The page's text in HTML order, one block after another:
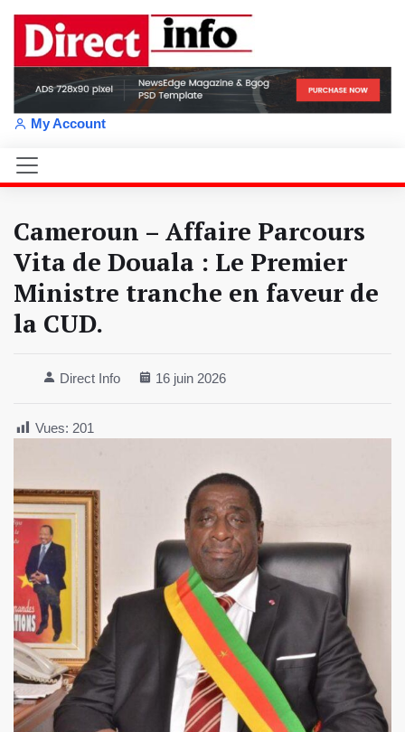
My Account
Cameroun – Affaire Parcours
Vita de Douala : Le Premier
Ministre tranche en faveur de
la CUD.
Direct Info 16 juin 2026
Vues: 201